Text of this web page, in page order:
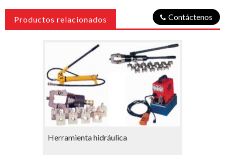
Productos relacionados Contáctenos
Herramienta hidráulica